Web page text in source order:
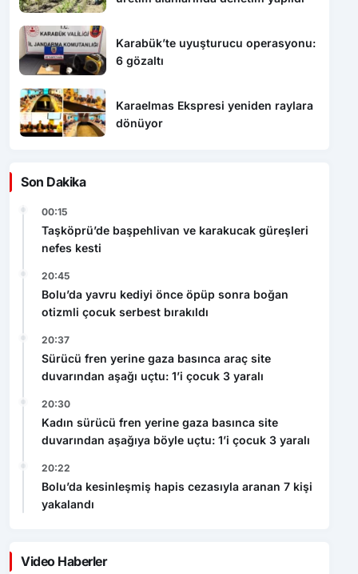
Karabük’te uyuşturucu operasyonu:
6 gözaltı
Karaelmas Ekspresi yeniden raylara
dönüyor
Son Dakika
00:15
Taşköprü’de başpehlivan ve karakucak güreşleri
nefes kesti
20:45
Bolu’da yavru kediyi önce öpüp sonra boğan
otizmli çocuk serbest bırakıldı
20:37
Sürücü fren yerine gaza basınca araç site
duvarından aşağı uçtu: 1’i çocuk 3 yaralı
20:30
Kadın sürücü fren yerine gaza basınca site
duvarından aşağıya böyle uçtu: 1’i çocuk 3 yaralı
20:22
Bolu’da kesinleşmiş hapis cezasıyla aranan 7 kişi
yakalandı
Video Haberler